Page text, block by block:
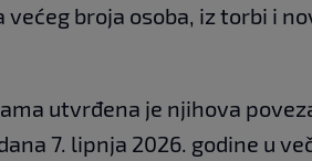
broja osoba, iz torbi i
utvrđena je njihova
7. lipnja 2026. godine u